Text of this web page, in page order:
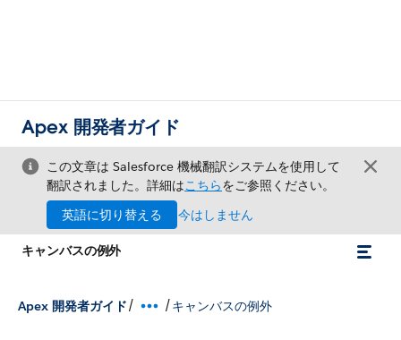
Apex 開発者ガイド
この文章は Salesforce 機械翻訳システムを使用して
翻訳されました。詳細はこちらをご参照ください。
英語に切り替える
今はしません
キャンバスの例外
Apex 開発者ガイド/ /キャンバスの例外